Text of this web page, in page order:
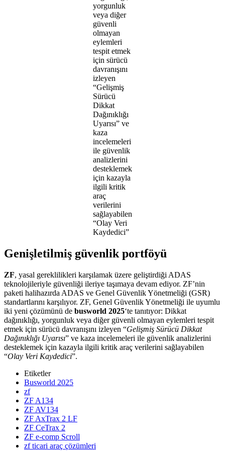
yorgunluk
veya diğer
güvenli
olmayan
eylemleri
tespit etmek
için sürücü
davranışını
izleyen
“Gelişmiş
Sürücü
Dikkat
Dağınıklığı
Uyarısı” ve
kaza
incelemeleri
ile güvenlik
analizlerini
desteklemek
için kazayla
ilgili kritik
araç
verilerini
sağlayabilen
“Olay Veri
Kaydedici”
Genişletilmiş güvenlik portföyü
ZF, yasal gereklilikleri karşılamak üzere geliştirdiği ADAS
teknolojileriyle güvenliği ileriye taşımaya devam ediyor. ZF’nin
paketi halihazırda ADAS ve Genel Güvenlik Yönetmeliği (GSR)
standartlarını karşılıyor. ZF, Genel Güvenlik Yönetmeliği ile uyumlu
iki yeni çözümünü de busworld 2025‘te tanıtıyor: Dikkat
dağınıklığı, yorgunluk veya diğer güvenli olmayan eylemleri tespit
etmek için sürücü davranışını izleyen “Gelişmiş Sürücü Dikkat
Dağınıklığı Uyarısı” ve kaza incelemeleri ile güvenlik analizlerini
desteklemek için kazayla ilgili kritik araç verilerini sağlayabilen
“Olay Veri Kaydedici”.
Etiketler
Busworld 2025
zf
ZF A134
ZF AV134
ZF AxTrax 2 LF
ZF CeTrax 2
ZF e-comp Scroll
zf ticari araç çözümleri